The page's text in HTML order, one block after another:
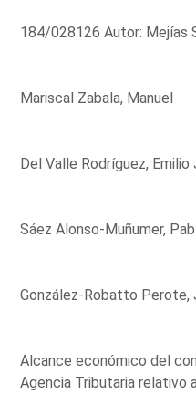
184/028126 Autor: Mejías
Mariscal Zabala, Manuel
Del Valle Rodríguez, Emilio
Sáez Alonso-Muñumer,
González-Robatto Perote,
Alcance económico del
Agencia Tributaria relativo